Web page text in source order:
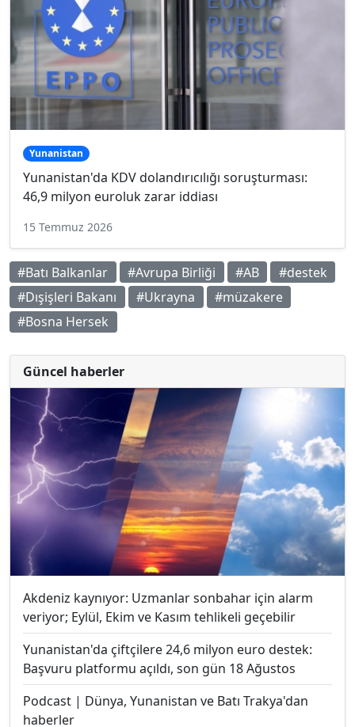
Yunanistan
Yunanistan'da KDV dolandırıcılığı soruşturması:
46,9 milyon euroluk zarar iddiası
15 Temmuz 2026
#Batı Balkanlar #Avrupa Birliği #AB
#destek
#Dışişleri Bakanı
#Ukrayna
#müzakere
#Bosna Hersek
Güncel haberler
Akdeniz kaynıyor: Uzmanlar sonbahar için alarm
veriyor; Eylül, Ekim ve Kasım tehlikeli geçebilir
Yunanistan'da çiftçilere 24,6 milyon euro destek:
Başvuru platformu açıldı, son gün 18 Ağustos
Podcast | Dünya, Yunanistan ve Batı Trakya'dan
haberler